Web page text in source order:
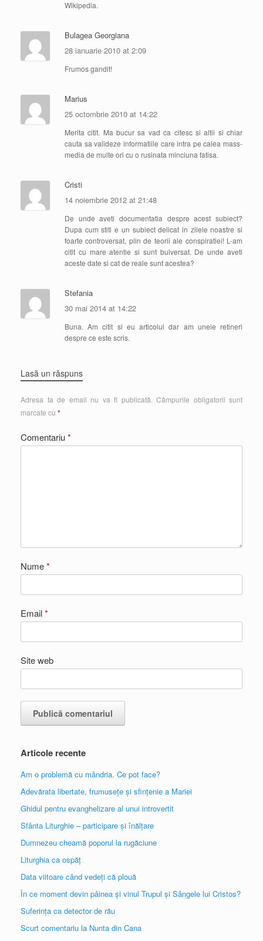
Wikipedia.
Bulagea Georgiana
28 ianuarie 2010 at 2:09
Frumos gandit!
Marius
25 octombrie 2010 at 14:22
Merita citit. Ma bucur sa vad ca citesc si altii si chiar
cauta sa valideze informatiile care intra pe calea mass-
media de multe ori cu o rusinata minciuna fatisa.
Cristi
14 noiembrie 2012 at 21:48
De unde aveti documentatia despre acest subiect?
Dupa cum stiti e un subiect delicat in zilele noastre si
foarte controversat, plin de teorii ale conspiratiei! L-am
citit cu mare atentie si sunt bulversat. De unde aveti
aceste date si cat de reale sunt acestea?
Stefania
30 mai 2014 at 14:22
Buna. Am citit si eu articolul dar am unele retineri
despre ce este scris.
Lasă un răspuns
Adresa ta de email nu va fi publicată. Câmpurile obligatorii sunt
marcate cu *
Comentariu*
Nume*
Email*
Site web
Articole recente
Am o problemă cu mândria. Ce pot face?
Adevărata libertate, frumusețe și sfințenie a Mariei
Ghidul pentru evanghelizare al unui introvertit
Sfânta Liturghie – participare și înălțare
Dumnezeu cheamă poporul la rugăciune
Liturghia ca ospăț
Data viitoare când vedeți că plouă
În ce moment devin pâinea și vinul Trupul și Sângele lui Cristos?
Suferința ca detector de rău
Scurt comentariu la Nunta din Cana